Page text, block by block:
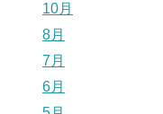
10月
8月
7月
6月